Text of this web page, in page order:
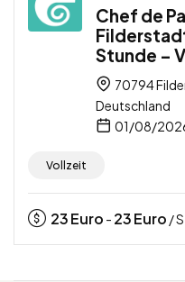
Chef de
Stunde –
70794
Deutschland
01/08/
Vollzeit
23Euro - 23Euro /